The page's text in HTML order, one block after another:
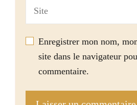
Enregistrer mon nom,
site dans le navigateur
commentaire.